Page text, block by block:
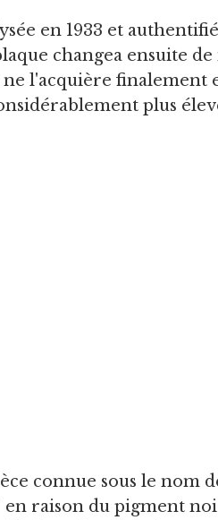
en 1933 et
changea ensuite
l'acquière finalement
plus
connue sous le nom
en raison du pigment